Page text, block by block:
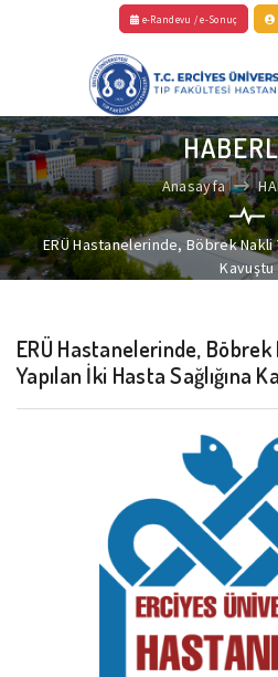
e-Randevu / e-Sonuç
Anasayfa
ERÜ Hastanelerinde, Böbrek Nakli
Kavuştu
ERÜ Hastanelerinde, Böbrek
Yapılan İki Hasta Sağlığına